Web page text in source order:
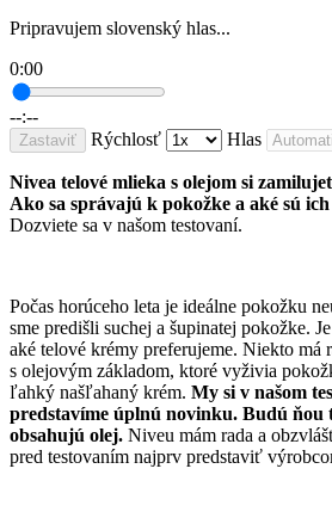
Pripravujem slovenský hlas...
0:00
--:--
Zastaviť Rýchlosť Hlas
Nivea telové mlieka s olejom si
Ako sa správajú k pokožke a aké sú
Dozviete sa v našom testovaní.
Počas horúceho leta je ideálne pokožku
sme predišli suchej a šupinatej pokožke.
aké telové krémy preferujeme. Niekto má
s olejovým základom, ktoré vyživia
ľahký našľahaný krém. My si v našom
predstavíme úplnú novinku. Budú ňou
obsahujú olej. Niveu mám rada a
pred testovaním najprv predstaviť